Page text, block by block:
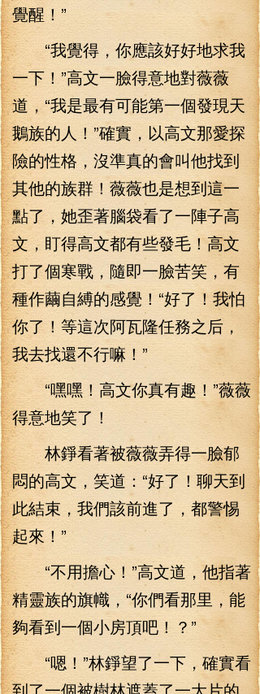
覺醒！”
“我覺得，你應該好好地求我
一下！”高文一臉得意地對薇薇
道，“我是最有可能第一個發現天
鵝族的人！”確實，以高文那愛探
險的性格，沒準真的會叫他找到
其他的族群！薇薇也是想到這一
點了，她歪著腦袋看了一陣子高
文，盯得高文都有些發毛！高文
打了個寒戰，隨即一臉苦笑，有
種作繭自縛的感覺！“好了！我怕
你了！等這次阿瓦隆任務之后，
我去找還不行嘛！”
“嘿嘿！高文你真有趣！”薇薇
得意地笑了！
林錚看著被薇薇弄得一臉郁
悶的高文，笑道：“好了！聊天到
此結束，我們該前進了，都警惕
起來！”
“不用擔心！”高文道，他指著
精靈族的旗幟，“你們看那里，能
夠看到一個小房頂吧！？”
“嗯！”林錚望了一下，確實看